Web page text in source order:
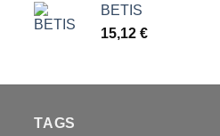
BETIS
15,12 €
TAGS